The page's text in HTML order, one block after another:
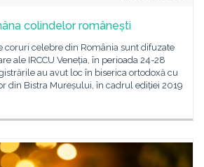
colindelor românești
coruri celebre din România sunt difuzate
ale IRCCU Veneția, în perioada 24-28
au avut loc în biserica ortodoxă cu
din Bistra Mureșului, în cadrul ediției 2019